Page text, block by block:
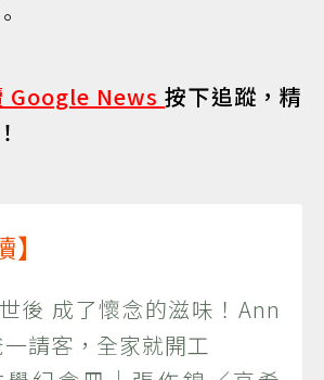
Google News按下追蹤，精
後 成了懷念的滋味！Ann
請客，全家就開工